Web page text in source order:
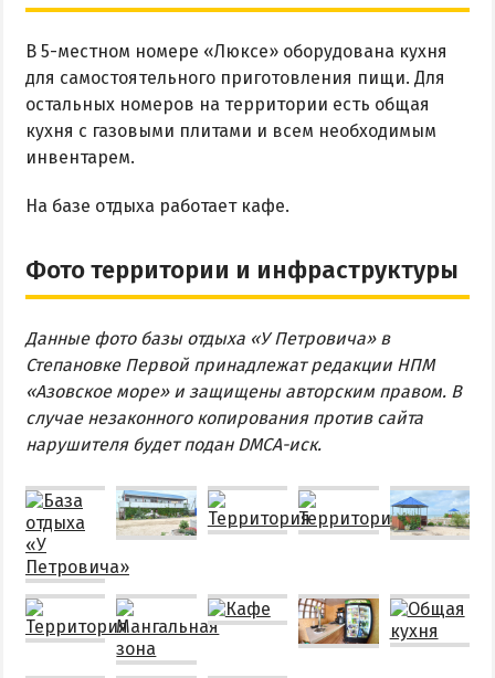
В 5-местном номере «Люксе» оборудована кухня
для самостоятельного приготовления пищи. Для
остальных номеров на территории есть общая
кухня с газовыми плитами и всем необходимым
инвентарем.
На базе отдыха работает кафе.
Фото территории и инфраструктуры
Данные фото базы отдыха «У Петровича» в
Степановке Первой принадлежат редакции НПМ
«Азовское море» и защищены авторским правом. В
случае незаконного копирования против сайта
нарушителя будет подан DMCA-иск.